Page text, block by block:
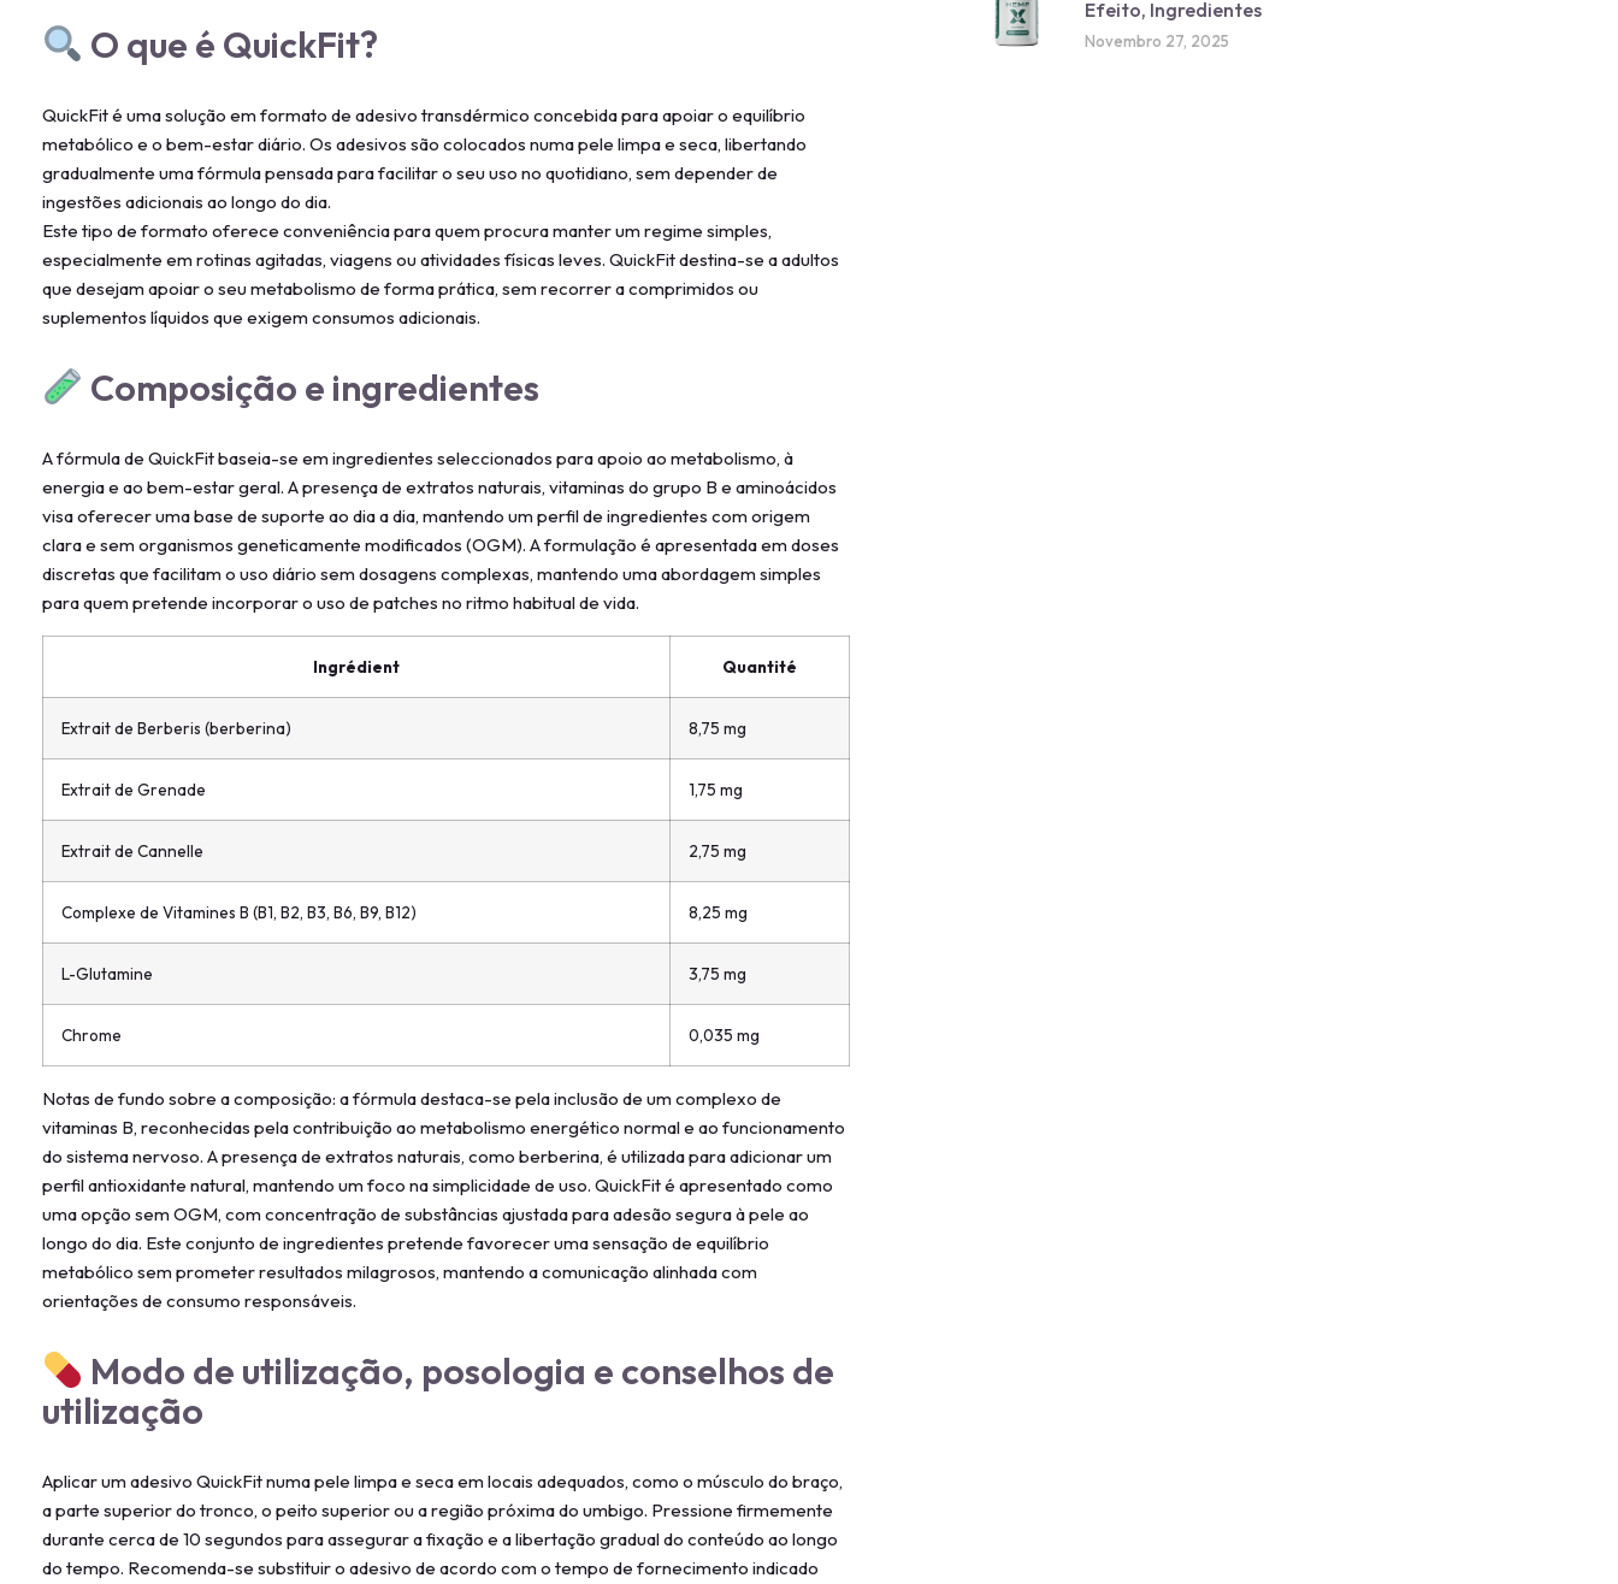
O que é QuickFit?
QuickFit é uma solução em formato de adesivo transdérmico concebida para apoiar o equilíbrio
metabólico e o bem-estar diário. Os adesivos são colocados numa pele limpa e seca, libertando
gradualmente uma fórmula pensada para facilitar o seu uso no quotidiano, sem depender de
ingestões adicionais ao longo do dia.
Este tipo de formato oferece conveniência para quem procura manter um regime simples,
especialmente em rotinas agitadas, viagens ou atividades físicas leves. QuickFit destina-se a adultos
que desejam apoiar o seu metabolismo de forma prática, sem recorrer a comprimidos ou
suplementos líquidos que exigem consumos adicionais.
Composição e ingredientes
A fórmula de QuickFit baseia-se em ingredientes seleccionados para apoio ao metabolismo, à
energia e ao bem-estar geral. A presença de extratos naturais, vitaminas do grupo B e aminoácidos
visa oferecer uma base de suporte ao dia a dia, mantendo um perfil de ingredientes com origem
clara e sem organismos geneticamente modificados (OGM). A formulação é apresentada em doses
discretas que facilitam o uso diário sem dosagens complexas, mantendo uma abordagem simples
para quem pretende incorporar o uso de patches no ritmo habitual de vida.
Ingrédient Quantité
Extrait de Berberis (berberina) 8,75 mg
Extrait de Grenade 1,75 mg
Extrait de Cannelle 2,75 mg
Complexe de Vitamines B (B1, B2, B3, B6, B9, B12) 8,25 mg
L-Glutamine 3,75 mg
Chrome 0,035 mg
Notas de fundo sobre a composição: a fórmula destaca-se pela inclusão de um complexo de
vitaminas B, reconhecidas pela contribuição ao metabolismo energético normal e ao funcionamento
do sistema nervoso. A presença de extratos naturais, como berberina, é utilizada para adicionar um
perfil antioxidante natural, mantendo um foco na simplicidade de uso. QuickFit é apresentado como
uma opção sem OGM, com concentração de substâncias ajustada para adesão segura à pele ao
longo do dia. Este conjunto de ingredientes pretende favorecer uma sensação de equilíbrio
metabólico sem prometer resultados milagrosos, mantendo a comunicação alinhada com
orientações de consumo responsáveis.
Modo de utilização, posologia e conselhos de
utilização
Aplicar um adesivo QuickFit numa pele limpa e seca em locais adequados, como o músculo do braço,
a parte superior do tronco, o peito superior ou a região próxima do umbigo. Pressione firmemente
durante cerca de 10 segundos para assegurar a fixação e a libertação gradual do conteúdo ao longo
do tempo. Recomenda-se substituir o adesivo de acordo com o tempo de fornecimento indicado
Efeito, Ingredientes
Novembro 27, 2025